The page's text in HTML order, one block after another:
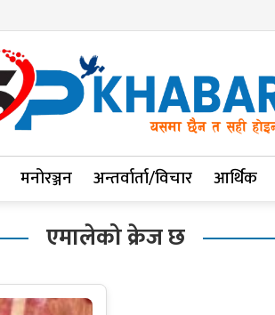
मनोरञ्जन अन्तर्वार्ता/विचार आर्थिक
एमालेको क्रेज छ